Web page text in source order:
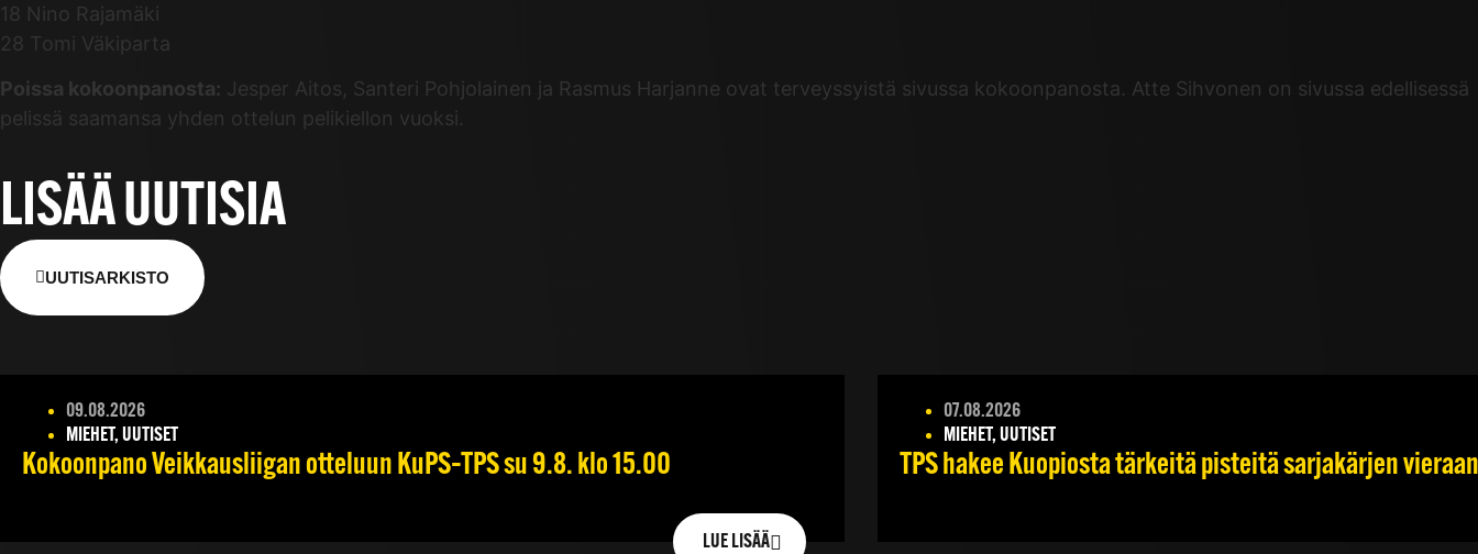
18 Nino Rajamäki
28 Tomi Väkiparta
Poissa kokoonpanosta: Jesper Aitos, Santeri Pohjolainen ja Rasmus Harjanne ovat terveyssyistä sivussa kokoonpanosta. Atte Sihvonen on sivussa edellisessä
pelissä saamansa yhden ottelun pelikiellon vuoksi.
LISÄÄ UUTISIA
UUTISARKISTO
09.08.2026
MIEHET, UUTISET
Kokoonpano Veikkausliigan otteluun KuPS–TPS su 9.8. klo 15.00
LUE LISÄÄ
07.08.2026
MIEHET, UUTISET
TPS hakee Kuopiosta tärkeitä pisteitä sarjakärjen